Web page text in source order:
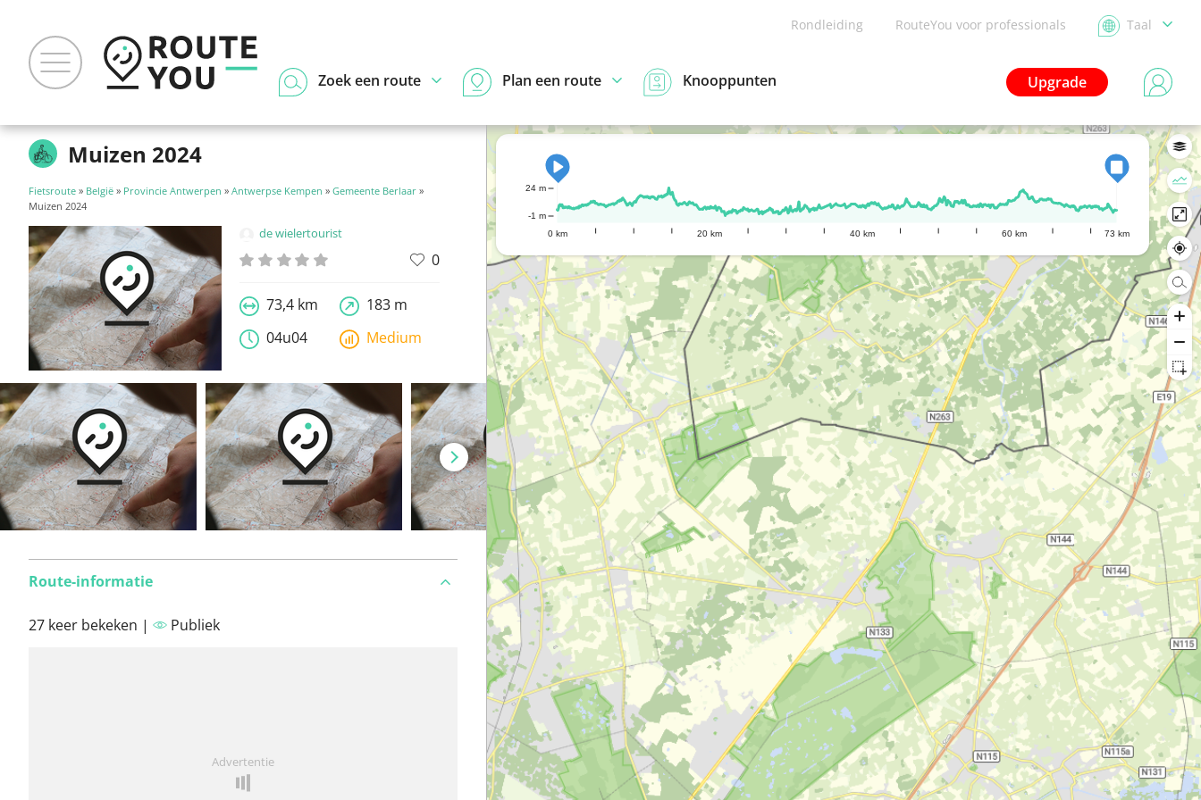
Rondleiding RouteYou voor professionals Taal
Upgrade
Zoek een route Plan een route Knooppunten
Muizen 2024
Fietsroute » België » Provincie Antwerpen » Antwerpse Kempen » Gemeente Berlaar »
Muizen 2024
de wielertourist
0
73,4 km
183 m
04u04
Medium
Route-informatie
27 keer bekeken | Publiek
Advertentie
0 km 20 km 40 km 60 km 73 km
-1 m
24 m